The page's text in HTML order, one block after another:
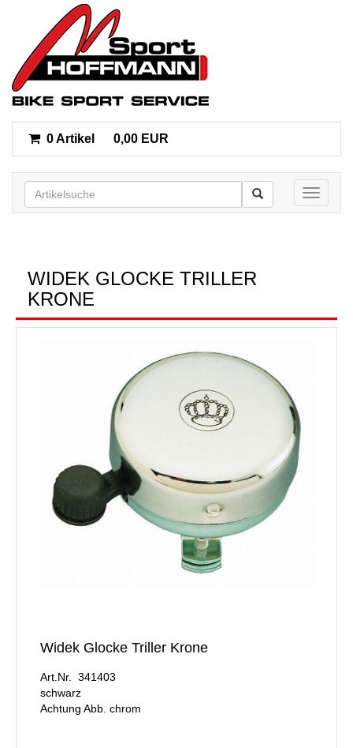
0 Artikel 0,00 EUR
Toggle
WIDEK GLOCKE TRILLER
KRONE
Widek Glocke Triller Krone
Art.Nr. 341403
schwarz
Achtung Abb. chrom